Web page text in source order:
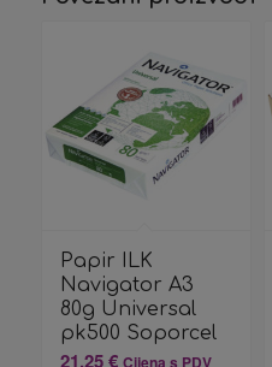
Papir ILK
Navigator A3
80g Universal
pk500 Soporcel
21,25€ Cijena s PDV